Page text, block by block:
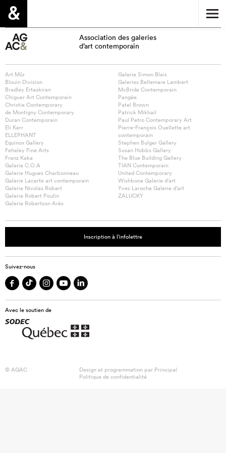
Association des galeries
d’art contemporain
Art Mûr
Blouin Division
Bradley Ertaskiran
Chiguer Art Contemporain
Christie Contemporary
de Montigny Contemporary
Duran Contemporain
Eli Kerr
ELLEPHANT
Equinox Gallery
Feheley Fine Arts
Franz Kaka
Galerie C.O.A
Galerie Hugues Charbonneau
Galerie Lacerte art contemporain
Galerie Nicolas Robert
Galerie Robert Poulin
Galerie Robertson Arès
Galerie Simon Blais
Galeries Bellemare Lambert
McBride Contemporain
Pangée
Patel Brown
Patrick Mikhail
Paul Petro Contemporary Art
Pierre-François Ouellette art
contemporain
Stephen Bulger Gallery
Susan Hobbs Gallery
The Blue Building Gallery
TIAN Contemporain
United Contemporary
Wishbone Galerie d’art
Yves Laroche Galerie d’art
ZALUCKY
Inscription à l’infolettre
Suivez-nous
Avec le soutien de
© AGAC Design et programmation par Principal
Politique de confidentialité